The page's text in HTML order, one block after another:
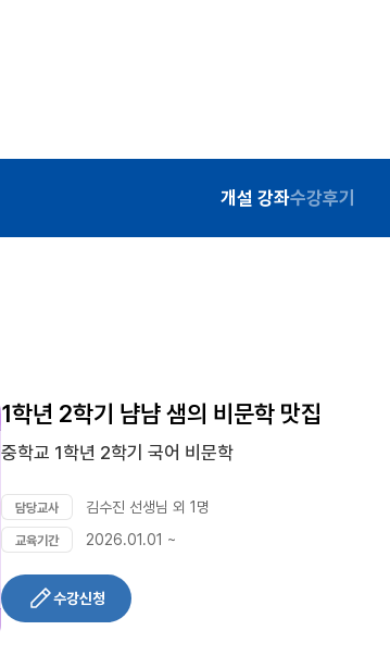
개설 강좌수강후기
1학년 2학기 냠냠 샘의 비문학 맛집
중학교 1학년 2학기 국어 비문학
담당교사 김수진 선생님 외 1명
교육기간 2026.01.01 ~
수강신청